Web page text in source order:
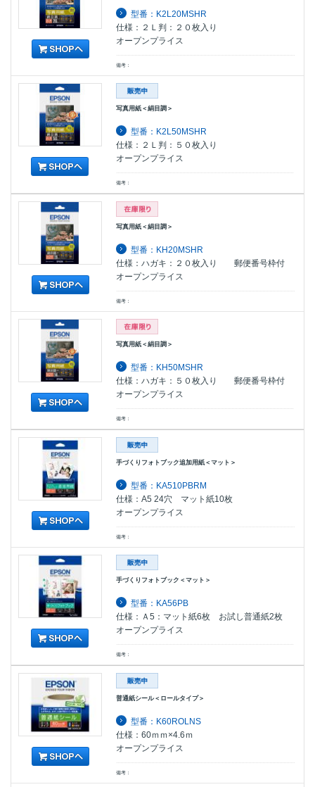
型番：K2L20MSHR
仕様：２Ｌ判：２０枚入り
オープンプライス
備考：
写真用紙＜絹目調＞
型番：K2L50MSHR
仕様：２Ｌ判：５０枚入り
オープンプライス
備考：
写真用紙＜絹目調＞
型番：KH20MSHR
仕様：ハガキ：２０枚入り 郵便番号枠付
オープンプライス
備考：
写真用紙＜絹目調＞
型番：KH50MSHR
仕様：ハガキ：５０枚入り 郵便番号枠付
オープンプライス
備考：
手づくりフォトブック追加用紙＜マット＞
型番：KA510PBRM
仕様：A5 24穴 マット紙10枚
オープンプライス
備考：
手づくりフォトブック＜マット＞
型番：KA56PB
仕様：Ａ5：マット紙6枚 お試し普通紙2枚
オープンプライス
備考：
普通紙シール＜ロールタイプ＞
型番：K60ROLNS
仕様：60ｍｍ×4.6ｍ
オープンプライス
備考：